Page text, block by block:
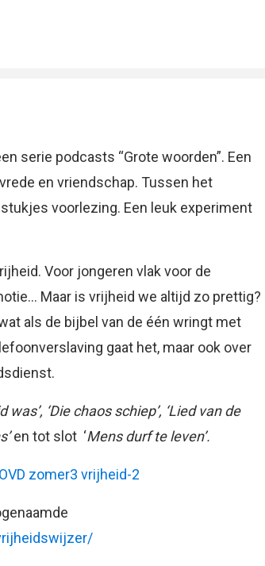
serie podcasts “Grote woorden”. Een
en vriendschap. Tussen het
voorlezing. Een leuk experiment
Voor jongeren vlak voor de
Maar is vrijheid we altijd zo prettig?
als de bijbel van de één wringt met
gaat het, maar ook over
was’, ‘Die chaos schiep’, ‘Lied van de
en tot slot ‘Mens durf te leven’.
zomer3 vrijheid-2